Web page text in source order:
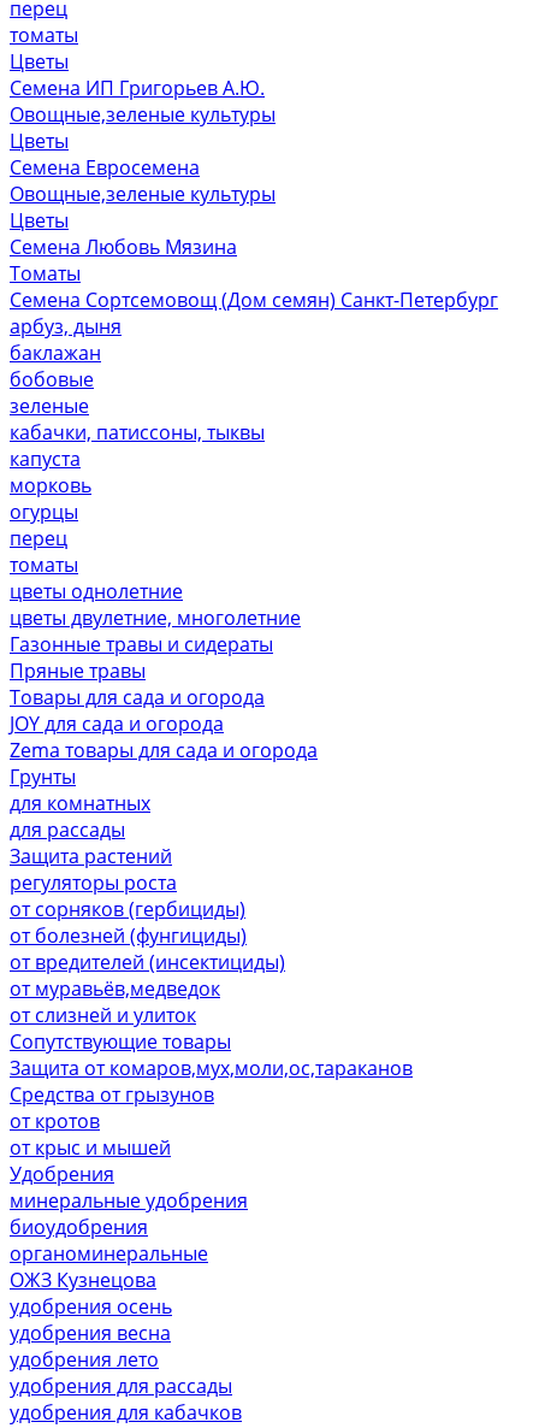
перец
томаты
Цветы
Семена ИП Григорьев А.Ю.
Овощные,зеленые культуры
Цветы
Семена Евросемена
Овощные,зеленые культуры
Цветы
Семена Любовь Мязина
Томаты
Семена Сортсемовощ (Дом семян) Санкт-Петербург
арбуз, дыня
баклажан
бобовые
зеленые
кабачки, патиссоны, тыквы
капуста
морковь
огурцы
перец
томаты
цветы однолетние
цветы двулетние, многолетние
Газонные травы и сидераты
Пряные травы
Товары для сада и огорода
JOY для сада и огорода
Zema товары для сада и огорода
Грунты
для комнатных
для рассады
Защита растений
регуляторы роста
от сорняков (гербициды)
от болезней (фунгициды)
от вредителей (инсектициды)
от муравьёв,медведок
от слизней и улиток
Сопутствующие товары
Защита от комаров,мух,моли,ос,тараканов
Средства от грызунов
от кротов
от крыс и мышей
Удобрения
минеральные удобрения
биоудобрения
органоминеральные
ОЖЗ Кузнецова
удобрения осень
удобрения весна
удобрения лето
удобрения для рассады
удобрения для кабачков